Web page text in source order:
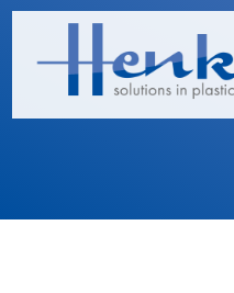
Home
Leistungen